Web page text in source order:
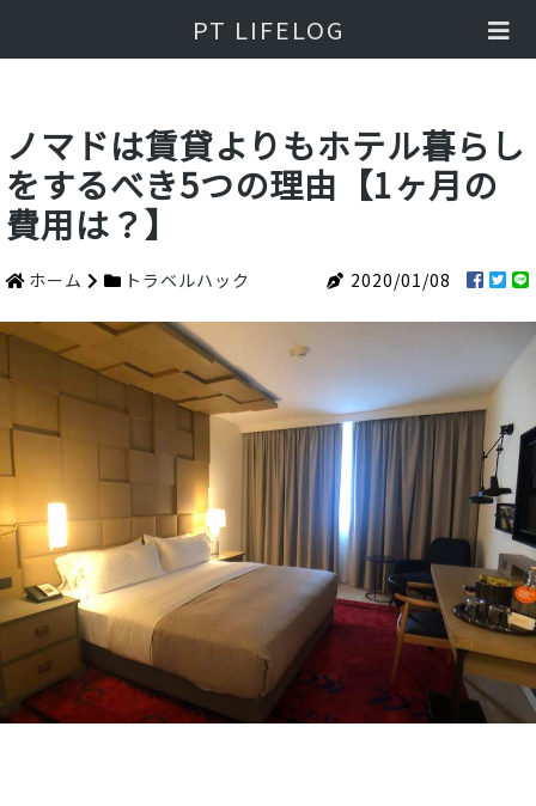
PT LIFELOG
ノマドは賃貸よりもホテル暮らし
をするべき5つの理由【1ヶ月の
費用は？】
ホーム トラベルハック 2020/01/08